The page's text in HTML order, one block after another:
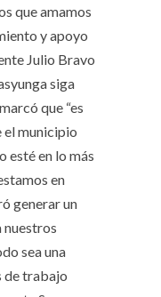
que amamos
y apoyo
Julio Bravo
siga
que “es
el municipio
esté en lo más
en
generar un
sea una
de trabajo